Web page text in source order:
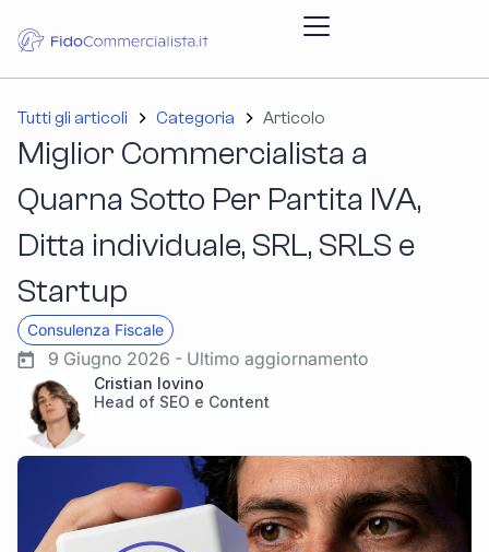
Tutti gli articoli Categoria Articolo
Miglior Commercialista a
Quarna Sotto Per Partita IVA,
Ditta individuale, SRL, SRLS e
Startup
Consulenza Fiscale
9 Giugno 2026 - Ultimo aggiornamento
Cristian Iovino
Head of SEO e Content